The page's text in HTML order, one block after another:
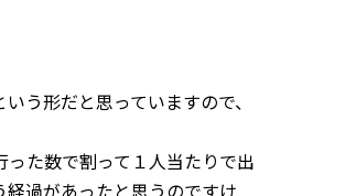
う形だと思っていますので、
た数で割って１人当たりで出
過があったと思うのですけ